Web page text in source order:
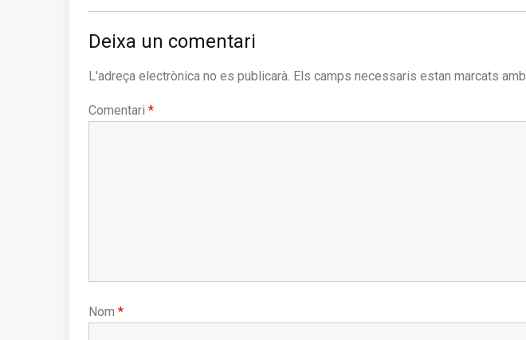
post:
Deixa un comentari
L'adreça electrònica no es publicarà. Els camps necessaris estan marcats amb
Comentari *
Nom *